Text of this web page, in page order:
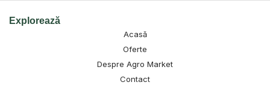
Explorează
Acasă
Oferte
Despre Agro Market
Contact